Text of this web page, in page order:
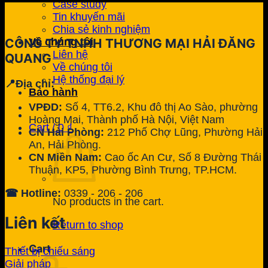
Case study
Tin khuyến mãi
Chia sẻ kinh nghiệm
Về chúng tôi
Liên hệ
Về chúng tôi
Hệ thống đại lý
Bảo hành
Cart /0 ₫
No products in the cart.
Return to shop
Cart
CÔNG TY TNHH THƯƠNG MẠI HẢI ĐĂNG
QUANG
📍Địa chỉ:
VPĐD: Số 4, TT6.2, Khu đô thị Ao Sào, phường
Hoàng Mai, Thành phố Hà Nội, Việt Nam
CN Hải Phòng: 212 Phố Chợ Lũng, Phường Hải
An, Hải Phòng.
CN Miền Nam: Cao ốc An Cư, Số 8 Đường Thái
Thuận, KP5, Phường Bình Trưng, TP.HCM.
☎ Hotline: 0339 - 206 - 206
Liên kết
Thiết bị chiếu sáng
Giải pháp